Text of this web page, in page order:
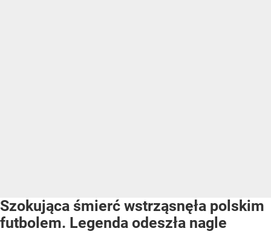
Szokująca śmierć wstrząsnęła polskim
futbolem. Legenda odeszła nagle